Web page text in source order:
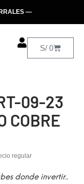
—— HECHO EN PERÚ
S/ 0
09-23
COBRE
regular
donde invertir..